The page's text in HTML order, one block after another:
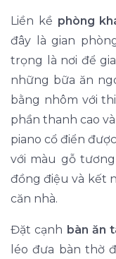
Liền kề phòng
đây là gian
trọng là nơi để
những bữa ăn
bằng nhôm với
phần thanh cao
piano cổ điển
với màu gỗ
đồng điệu và kết
căn nhà.
Đặt cạnh bàn ăn
léo đưa bàn thờ